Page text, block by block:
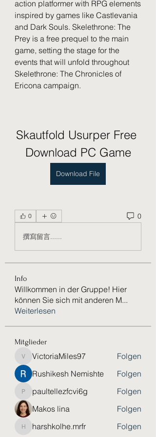
action platformer with RPG elements
inspired by games like Castlevania
and Dark Souls. Skelethrone: The
Prey is a free prequel to the main
game, setting the stage for the
events that will unfold throughout
Skelethrone: The Chronicles of
Ericona campaign.
Skautfold Usurper Free
Download PC Game
Download File
0 0
撰寫留言......
Info
Willkommen in der Gruppe! Hier
können Sie sich mit anderen M...
Weiterlesen
Mitglieder
VictoriaMiles97
VictoriaMiles97
Folgen
Rushikesh Nemishte
Folgen
paultellezfcvi6g
paultellezfcvi6g
Folgen
Makos lina
Folgen
harshkolhe.mrfr
harshkolhe.mrfr
Folgen